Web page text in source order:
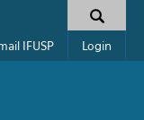
IFUSP Login